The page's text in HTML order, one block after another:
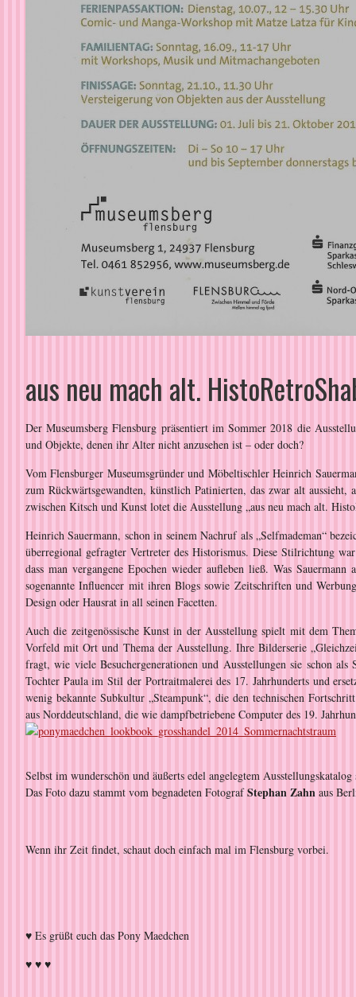
aus neu mach alt.
Der Museumsberg Flensburg präsentiert im Sommer 2018 die
und Objekte, denen ihr Alter nicht anzusehen ist – oder doch?
Vom Flensburger Museumsgründer und Möbeltischler Heinrich
zum Rückwärtsgewandten, künstlich Patinierten, das zwar alt
zwischen Kitsch und Kunst lotet die Ausstellung „aus neu mach alt.
Heinrich Sauermann, schon in seinem Nachruf als „Selfmademan“
überregional gefragter Vertreter des Historismus. Diese Stilrichtung
dass man vergangene Epochen wieder aufleben ließ. Was
sogenannte Influencer mit ihren Blogs sowie Zeitschriften und
Design oder Hausrat in all seinen Facetten.
Auch die zeitgenössische Kunst in der Ausstellung spielt mit dem
Vorfeld mit Ort und Thema der Ausstellung. Ihre Bilderserie
fragt, wie viele Besuchergenerationen und Ausstellungen sie schon
Tochter Paula im Stil der Portraitmalerei des 17. Jahrhunderts und
wenig bekannte Subkultur „Steampunk“, die den technischen
aus Norddeutschland, die wie dampfbetriebene Computer des 19.
Selbst im wunderschön und äußerts edel angelegtem
Das Foto dazu stammt vom begnadeten FotografStephan Zahn aus
Wenn ihr Zeit findet, schaut doch einfach mal im Flensburg vorbei.
♥ Es grüßt euch das Pony Maedchen
♥ ♥ ♥